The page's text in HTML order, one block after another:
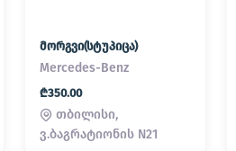
მორგვი(სტუპიცა)
Mercedes-Benz
₾350.00
თბილისი,
ვ.ბაგრატიონის N21